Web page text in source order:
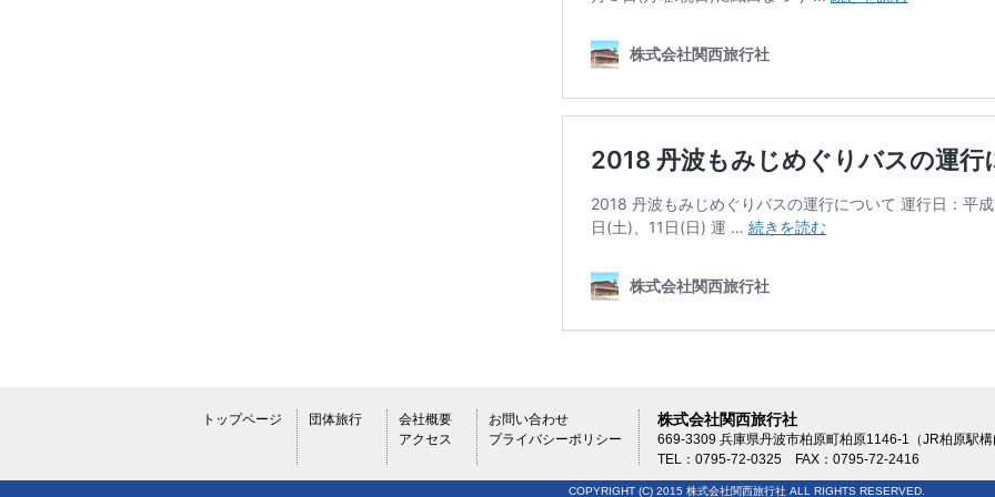
トップページ 団体旅行
会社概要
アクセス
お問い合わせ
プライバシーポリシー
株式会社関西旅行社
669-3309 兵庫県丹波市柏原町柏原1146-1（JR柏原駅構
TEL：0795-72-0325 FAX：0795-72-2416
COPYRIGHT (C) 2015 株式会社関西旅行社 ALL RIGHTS RESERVED.